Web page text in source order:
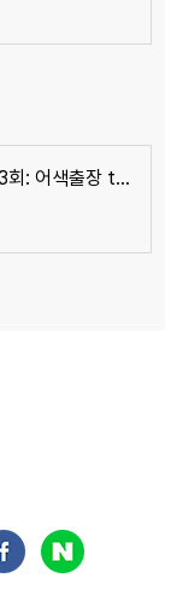
선배그립스틱바르지마요 3회: 어색출장 to 사수지킴이 로운 손에, 새선택 원진아! 이재신 아버지-